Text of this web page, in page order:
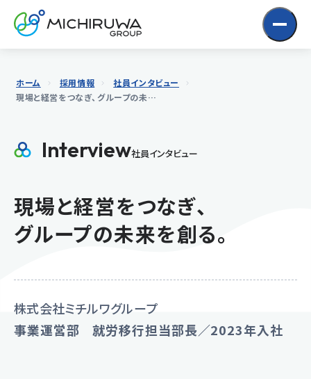
Content
ホーム 採用情報
社員インタビュー
現場と経営をつなぎ、 グループの未来を創る。
Interview社員インタビュー
現場と経営をつなぎ、
グループの未来を創る。
株式会社ミチルワグループ
事業運営部 就労移行担当部長／2023年入社